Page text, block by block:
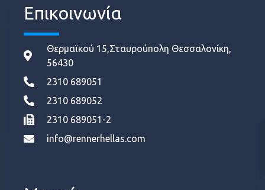
Επικοινωνία
Θερμαϊκού 15,Σταυρούπολη Θεσσαλονίκη,
56430
2310 689051
2310 689052
2310 689051-2
info@rennerhellas.com